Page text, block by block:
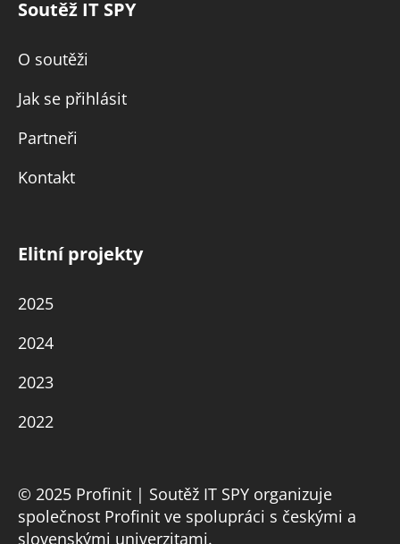
Soutěž IT SPY
O soutěži
Jak se přihlásit
Partneři
Kontakt
Elitní projekty
2025
2024
2023
2022
© 2025 Profinit | Soutěž IT SPY organizuje
společnost Profinit ve spolupráci s českými a
slovenskými univerzitami.